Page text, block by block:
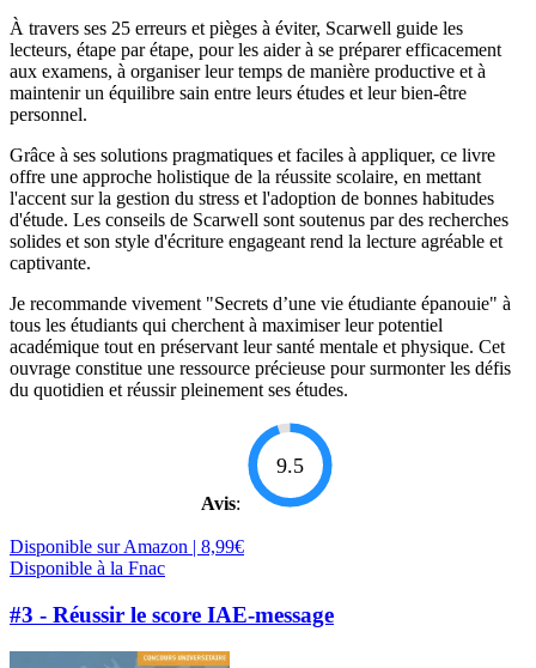
À travers ses 25 erreurs et pièges à éviter, Scarwell guide les
lecteurs, étape par étape, pour les aider à se préparer efficacement
aux examens, à organiser leur temps de manière productive et à
maintenir un équilibre sain entre leurs études et leur bien-être
personnel.
Grâce à ses solutions pragmatiques et faciles à appliquer, ce livre
offre une approche holistique de la réussite scolaire, en mettant
l'accent sur la gestion du stress et l'adoption de bonnes habitudes
d'étude. Les conseils de Scarwell sont soutenus par des recherches
solides et son style d'écriture engageant rend la lecture agréable et
captivante.
Je recommande vivement "Secrets d’une vie étudiante épanouie" à
tous les étudiants qui cherchent à maximiser leur potentiel
académique tout en préservant leur santé mentale et physique. Cet
ouvrage constitue une ressource précieuse pour surmonter les défis
du quotidien et réussir pleinement ses études.
Avis:
9.5
Disponible sur Amazon | 8,99€
Disponible à la Fnac
#3 - Réussir le score IAE-message